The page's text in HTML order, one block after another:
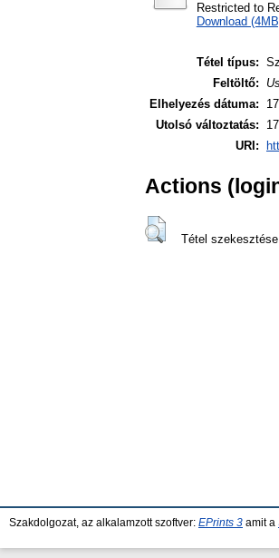
Restricted to
Download
Tétel típus:
Feltöltő:
Elhelyezés dátuma:
Utolsó változtatás:
URI:
Actions
Tétel szekesztése
Szakdolgozat, az alkalamzott szoftver: EPrints 3 amit a